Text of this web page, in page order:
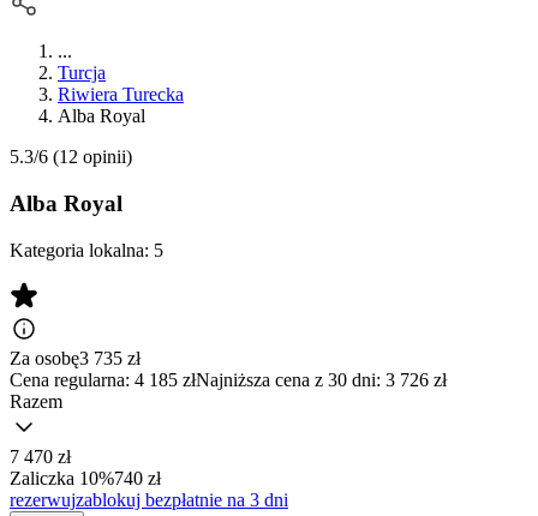
...
Turcja
Riwiera Turecka
Alba Royal
5.3/6 (12 opinii)
Alba Royal
Kategoria lokalna: 5
Za osobę3 735 zł
Cena regularna: 4 185 złNajniższa cena z 30 dni: 3 726 zł
Razem
7 470 zł
Zaliczka 10%740 zł
rezerwujzablokuj bezpłatnie na 3 dni